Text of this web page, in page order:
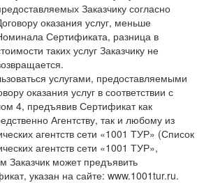
Заказчику согласно
оказания услуг, меньше
Сертификата, разница в
таких услуг Заказчику не
услугами, предоставляемыми
оказания услуг в соответствии с
4, предъявив Сертификат как
Агентству, так и любому из
агентств сети «1001 ТУР» (Список
агентств сети «1001 ТУР»,
Заказчик может предъявить
указан на сайте: www.1001tur.ru.